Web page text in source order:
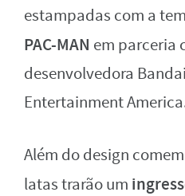
estampadas com a
PAC-MAN em parceria
desenvolvedora
Entertainment
Além do design
latas trarão um